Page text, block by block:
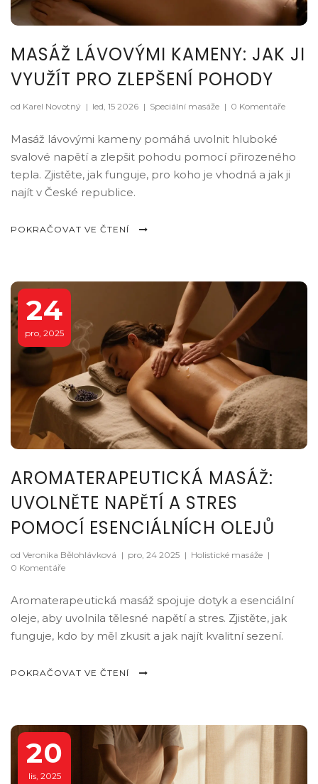
MASÁŽ LÁVOVÝMI KAMENY: JAK JI
VYUŽÍT PRO ZLEPŠENÍ POHODY
od Karel Novotný | led, 15 2026 | Speciální masáže | 0 Komentáře
Masáž lávovými kameny pomáhá uvolnit hluboké
svalové napětí a zlepšit pohodu pomocí přirozeného
tepla. Zjistěte, jak funguje, pro koho je vhodná a jak ji
najít v České republice.
POKRAČOVAT VE ČTENÍ
24
pro, 2025
AROMATERAPEUTICKÁ MASÁŽ:
UVOLNĚTE NAPĚTÍ A STRES
POMOCÍ ESENCIÁLNÍCH OLEJŮ
od Veronika Bělohlávková | pro, 24 2025 | Holistické masáže |
0 Komentáře
Aromaterapeutická masáž spojuje dotyk a esenciální
oleje, aby uvolnila tělesné napětí a stres. Zjistěte, jak
funguje, kdo by měl zkusit a jak najít kvalitní sezení.
POKRAČOVAT VE ČTENÍ
20
lis, 2025